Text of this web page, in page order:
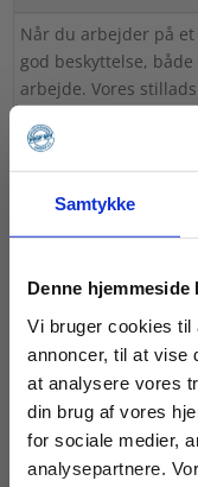
Samtykke
Denne
Vi bruger cookies til
annoncer, til at vise
at analysere vores
din brug af vores
for sociale medier,
analysepartnere.
Når du arbejder på
god beskyttelse,
arbejde. Vores
forstærkningsbånd,
robusthed og
Vi tilbyder
du kan vælge den,
presenninger vil stå
du har brug for.
Gør dit byggeprojekt
Relaterede